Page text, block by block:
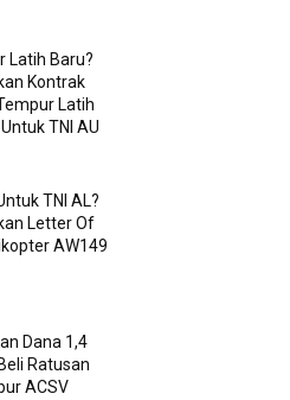
Latih Baru?
Kontrak
Latih
TNI AU
TNI AL?
Letter Of
AW149
Dana 1,4
Ratusan
ACSV